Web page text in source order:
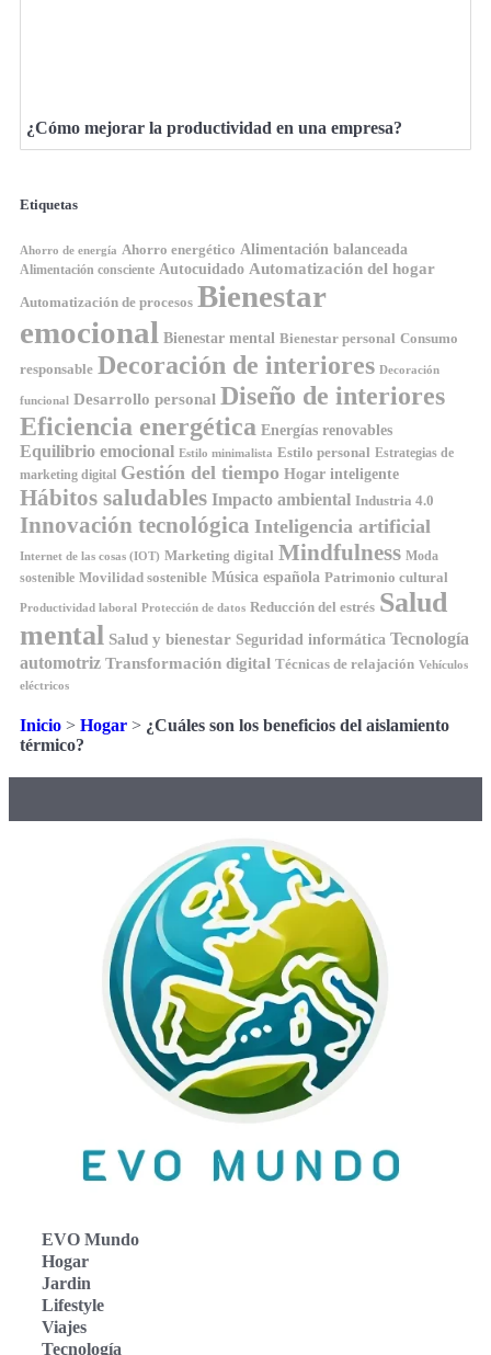
¿Cómo mejorar la productividad en una empresa?
Etiquetas
Ahorro de energía Ahorro energético Alimentación balanceada
Alimentación consciente Autocuidado Automatización del hogar
Automatización de procesos Bienestar
emocional Bienestar mental Bienestar personal Consumo
responsable Decoración de interiores Decoración
funcional Desarrollo personal Diseño de interiores
Eficiencia energética Energías renovables
Equilibrio emocional Estilo minimalista Estilo personal Estrategias de
marketing digital Gestión del tiempo Hogar inteligente
Hábitos saludables Impacto ambiental Industria 4.0
Innovación tecnológica Inteligencia artificial
Internet de las cosas (IOT) Marketing digital Mindfulness Moda
sostenible Movilidad sostenible Música española Patrimonio cultural
Productividad laboral Protección de datos Reducción del estrés Salud
mental Salud y bienestar Seguridad informática Tecnología
automotriz Transformación digital Técnicas de relajación Vehículos
eléctricos
Inicio > Hogar > ¿Cuáles son los beneficios del aislamiento
térmico?
EVO Mundo
Hogar
Jardin
Lifestyle
Viajes
Tecnología